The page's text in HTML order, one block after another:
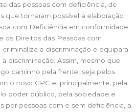
das pessoas com deficiência, de
que tornaram possível a elaboração
com Deficiência em conformidade
os Direitos das Pessoas com
a discriminação e equipara
discriminação. Assim, mesmo que
caminho pela frente, seja pelos
o novo CPC e, principalmente, pela
poder público, pela sociedade e
por pessoas com e sem deficiência, a